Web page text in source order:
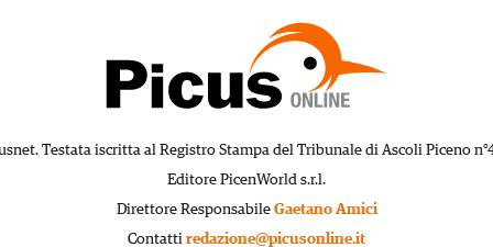
Testata iscritta al Registro Stampa del Tribunale di Ascoli Piceno
Editore PicenWorld s.r.l.
Direttore Responsabile Gaetano Amici
Contatti redazione@picusonline.it